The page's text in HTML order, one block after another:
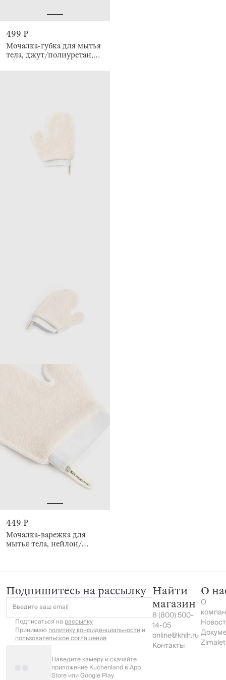
499 ₽
Мочалка-губка для мытья
тела, джут/полиуретан,
449 ₽
Мочалка-варежка для
мытья тела, нейлон/
Подпишитесь на рассылку
Введите ваш email
Подписаться на рассылку
Принимаюполитику конфиденциальностии
пользовательское соглашение
Наведите камеру и скачайте
приложение Kuchenland в App
Store или Google Play
Найти
магазин
8 (800) 500-
14-05
online@khlh.ru
Контакты
О
О